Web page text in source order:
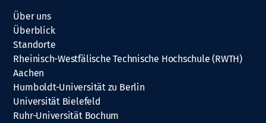
Über uns
Überblick
Standorte
Rheinisch-Westfälische Technische Hochschule (RWTH)
Aachen
Humboldt-Universität zu Berlin
Universität Bielefeld
Ruhr-Universität Bochum